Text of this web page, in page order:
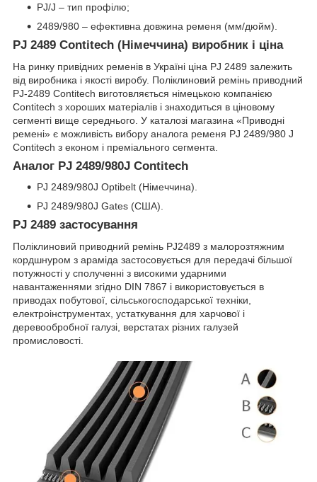
PJ/J – тип профілю;
2489/980 – ефективна довжина ременя (мм/дюйм).
PJ 2489 Contitech (Німеччина) виробник і ціна
На ринку привідних ременів в Україні ціна PJ 2489 залежить
від виробника і якості виробу. Поліклиновий ремінь приводний
PJ-2489 Contitech виготовляється німецькою компанією
Contitech з хороших матеріалів і знаходиться в ціновому
сегменті вище середнього. У каталозі магазина «Приводні
ремені» є можливість вибору аналога ременя PJ 2489/980 J
Contitech з економ і преміального сегмента.
Аналог PJ 2489/980J Contitech
PJ 2489/980J Optibelt (Німеччина).
PJ 2489/980J Gates (США).
PJ 2489 застосування
Поліклиновий приводний ремінь PJ2489 з малорозтяжним
кордшнуром з араміда застосовується для передачі більшої
потужності у сполученні з високими ударними
навантаженнями згідно DIN 7867 і використовується в
приводах побутової, сільськогосподарської техніки,
електроінструментах, устаткування для харчової і
деревообробної галузі, верстатах різних галузей
промисловості.